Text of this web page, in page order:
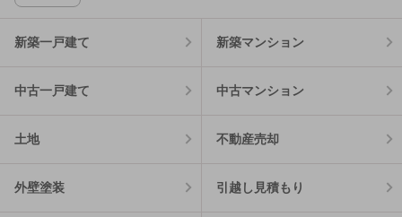
新築一戸建て 新築マンション
中古一戸建て 中古マンション
土地 不動産売却
外壁塗装 引越し見積もり